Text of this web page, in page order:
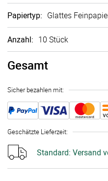
Papiertyp: Glattes
Anzahl: 10 Stück
Gesamt
Sicher bezahlen mit:
Geschätzte Lieferzeit:
Standard: Versand